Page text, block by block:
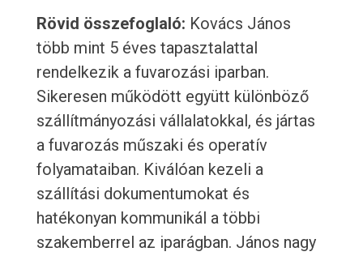
Rövid összefoglaló: Kovács János
több mint 5 éves tapasztalattal
rendelkezik a fuvarozási iparban.
Sikeresen működött együtt különböző
szállítmányozási vállalatokkal, és jártas
a fuvarozás műszaki és operatív
folyamataiban. Kiválóan kezeli a
szállítási dokumentumokat és
hatékonyan kommunikál a többi
szakemberrel az iparágban. János nagy